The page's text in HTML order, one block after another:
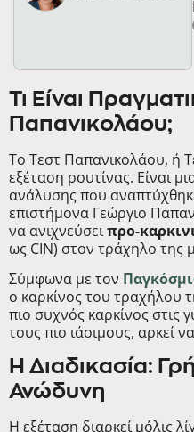
Τι Είναι
Παπανικολάου;
Το Τεστ Παπανικολάου, ή
εξέταση ρουτίνας. Είναι
ανάλυσης που
επιστήμονα Γεώργιο
να ανιχνεύσειπρο-
ως CIN) στον τράχηλο της
Σύμφωνα με τον
ο καρκίνος του τραχήλου
πιο συχνός καρκίνος στις
τους πιο ιάσιμους, αρκεί
Η Διαδικασία:
Ανώδυνη
Η εξέταση διαρκεί μόλις